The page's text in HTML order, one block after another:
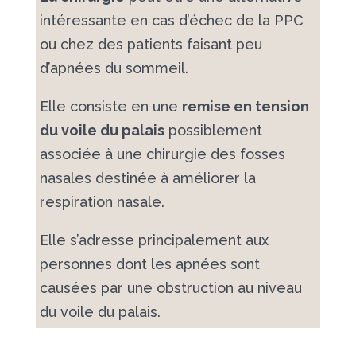
intéressante en cas d’échec de la PPC
ou chez des patients faisant peu
d’apnées du sommeil.
Elle consiste en une remise en tension
du voile du palaispossiblement
associée à une chirurgie des fosses
nasales destinée à améliorer la
respiration nasale.
Elle s’adresse principalement aux
personnes dont les apnées sont
causées par une obstruction au niveau
du voile du palais.